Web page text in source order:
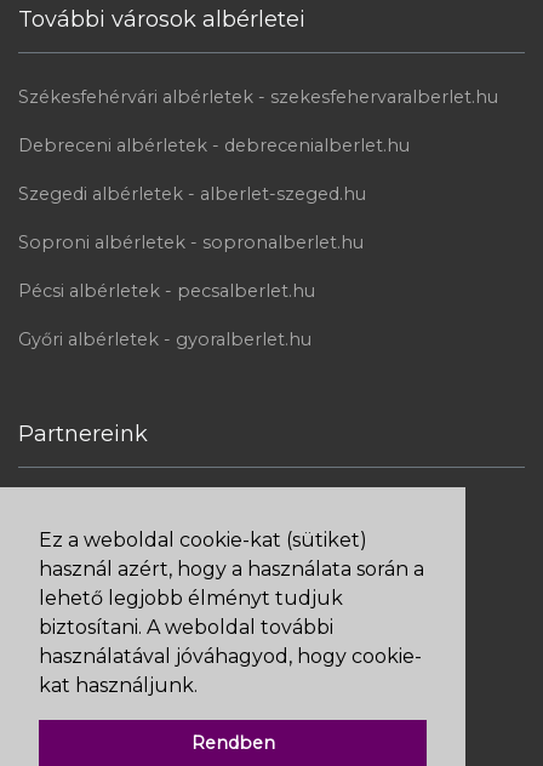
Ez a weboldal cookie-kat (sütiket)
használ azért, hogy a használata során a
lehető legjobb élményt tudjuk
biztosítani. A weboldal további
használatával jóváhagyod, hogy cookie-
kat használjunk.
Rendben
További városok albérletei
Székesfehérvári albérletek - szekesfehervaralberlet.hu
Debreceni albérletek - debrecenialberlet.hu
Szegedi albérletek - alberlet-szeged.hu
Soproni albérletek - sopronalberlet.hu
Pécsi albérletek - pecsalberlet.hu
Győri albérletek - gyoralberlet.hu
Partnereink
Bankkártyás fizetés Barionnal